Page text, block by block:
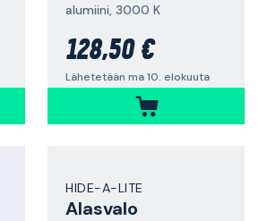
alumiini, 3000 K
128,50 €
Lähetetään ma 10. elokuuta
HIDE-A-LITE
Alasvalo